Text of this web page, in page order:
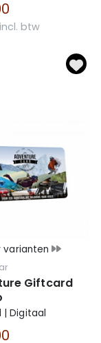
btw
varianten
Giftcard
| Digitaal